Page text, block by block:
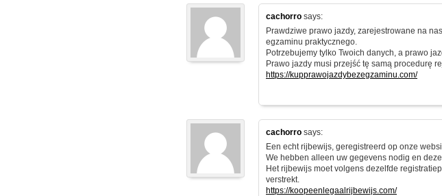
cachorro says:
Prawdziwe prawo jazdy, zarejestrowane na
egzaminu praktycznego.
Potrzebujemy tylko Twoich danych, a prawo
Prawo jazdy musi przejść tę samą procedurę
https://kupprawojazdybezegzaminu.com/
cachorro says:
Een echt rijbewijs, geregistreerd op onze
We hebben alleen uw gegevens nodig en
Het rijbewijs moet volgens dezelfde
verstrekt.
https://koopeenlegaalrijbewijs.com/